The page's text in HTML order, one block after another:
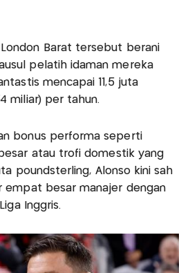
London Barat tersebut berani
pelatih idaman mereka
mencapai 11,5 juta
miliar) per tahun.
bonus performa seperti
atau trofi domestik yang
poundsterling, Alonso kini sah
empat besar manajer dengan
Inggris.